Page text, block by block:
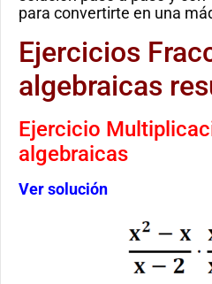
para convertirte en una
Ejercicios
algebraicas
Ejercicio
algebraicas
Ver solución